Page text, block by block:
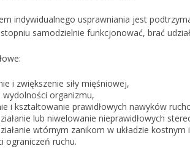
indywidualnego usprawniania jest
samodzielnie funkcjonować, brać
i zwiększenie siły mięśniowej,
wydolności organizmu,
i kształtowanie prawidłowych nawyków
lub niwelowanie nieprawidłowych
wtórnym zanikom w układzie kostnym
ograniczeń ruchu.